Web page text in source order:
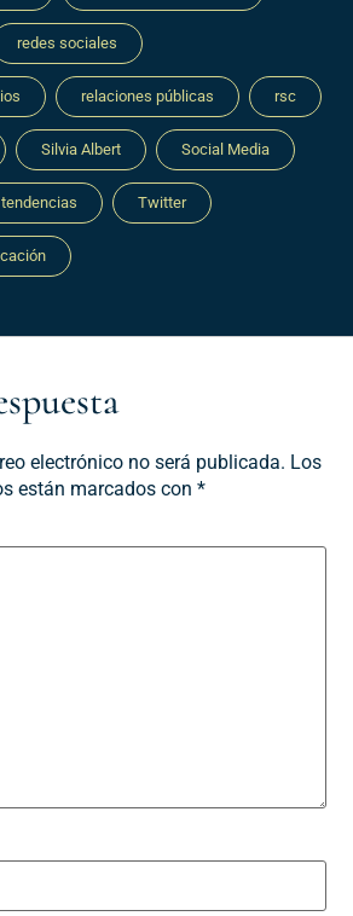
redes sociales
relaciones públicas rsc
Silvia Albert Social Media
tendencias Twitter
electrónico no será publicada. Los
están marcados con*